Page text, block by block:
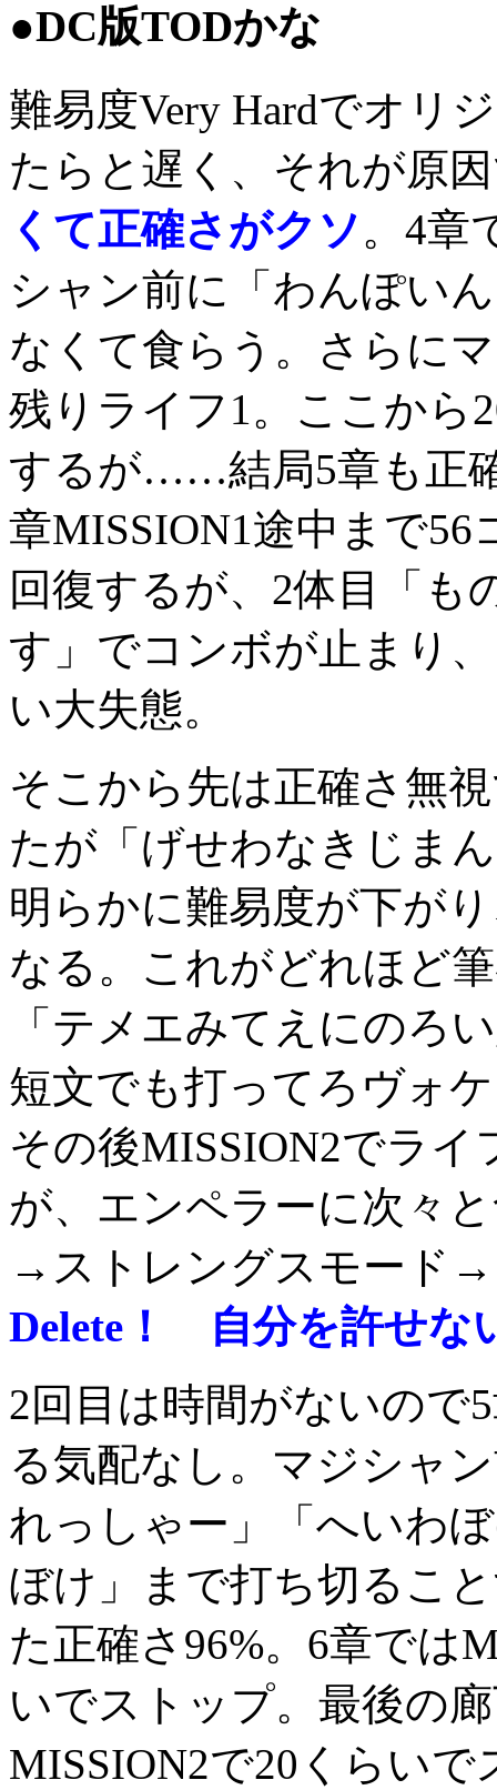
●DC版TODかな
難易度Very Hardでオリ
たらと遅く、それが原
くて正確さがクソ 。4章
シャン前に「わんぽい
なくて食らう。さらに
残りライフ1。ここから
するが……結局5章も正
章MISSION1途中まで
回復するが、2体目「も
す」でコンボが止まり
い大失態。
そこから先は正確さ無
たが「げせわなきじま
明らかに難易度が下が
なる。これがどれほど
「テメエみてえにのろ
短文でも打ってろヴォ
その後MISSION2でラ
が、エンペラーに次々
→ストレングスモード
Delete！ 自分を許せな
2回目は時間がないので
る気配なし。マジシャ
れっしゃー」「へいわ
ぼけ」まで打ち切るこ
た正確さ96%。6章では
いでストップ。最後の
MISSION2で20くらい